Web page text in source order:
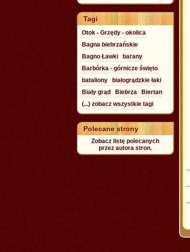
Tagi
Otok - Grzędy - okolica
Bagna biebrzańskie
Bagno Ławki
barany
Barbórka - górnicze święto
bataliony
białogrądzkie łaki
Biały grąd
Biebrza
Biertan
(...) zobacz wszystkie tagi
Polecane strony
Zobacz listę polecanych
przez autora stron.